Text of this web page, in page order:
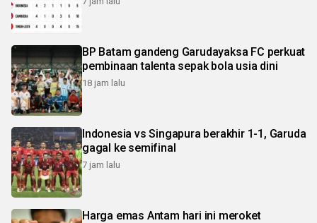
BP Batam gandeng Garudayaksa FC perkuat
pembinaan talenta sepak bola usia dini
18 jam lalu
Indonesia vs Singapura berakhir 1-1, Garuda
gagal ke semifinal
7 jam lalu
Harga emas Antam hari ini meroket